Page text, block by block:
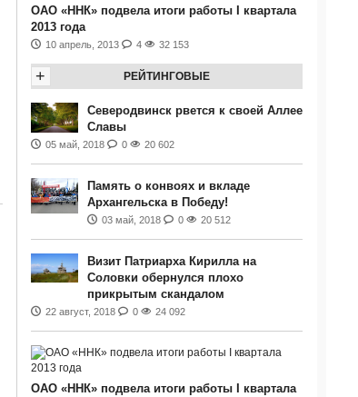
ОАО «ННК» подвела итоги работы I квартала
2013 года
10 апрель, 2013 4 32 153
РЕЙТИНГОВЫЕ
+
Северодвинск рвется к своей Аллее
Славы
05 май, 2018 0 20 602
Память о конвоях и вкладе
Архангельска в Победу!
03 май, 2018 0 20 512
Визит Патриарха Кирилла на
Соловки обернулся плохо
прикрытым скандалом
22 август, 2018 0 24 092
ОАО «ННК» подвела итоги работы I квартала